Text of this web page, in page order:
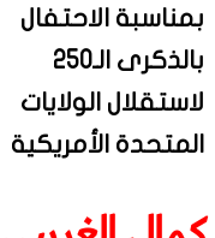
بمناسبة الاحتفال
بالذكرى الـ250
لاستقلال الولايات
المتحدة الأمريكية